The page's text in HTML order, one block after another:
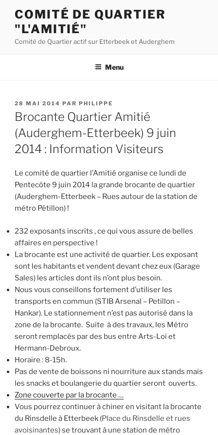
contenu
principal
COMITÉ DE QUARTIER
"L'AMITIÉ"
Comité de Quartier actif sur Etterbeek et Auderghem
Menu
PUBLIÉ
LE
28 MAI 2014 PAR PHILIPPE
Brocante Quartier Amitié
(Auderghem-Etterbeek) 9 juin
2014 : Information Visiteurs
Le comité de quartier l’Amitié organise ce lundi de
Pentecôte 9 juin 2014 la grande brocante de quartier
(Auderghem-Etterbeek – Rues autour de la station de
métro Pétillon) !
232 exposants inscrits , ce qui vous assure de belles
affaires en perspective !
La brocante est une activité de quartier. Les exposant
sont les habitants et vendent devant chez eux (Garage
Sales) les articles dont ils n’ont plus besoin.
Nous vous conseillons fortement d’utiliser les
transports en commun (STIB Arsenal – Petillon –
Hankar). Le stationnement n’est pas autorisé dans la
zone de la brocante. Suite à des travaux, les Métro
seront remplacés par des bus entre Arts-Loi et
Hermann-Debroux.
Horaire : 8-15h.
Pas de vente de boissons ni nourriture aux stands mais
les snacks et boulangerie du quartier seront ouverts.
Zone couverte par la brocante …
Vous pourrez continuer à chiner en visitant la brocante
du Rinsdelle à Etterbeek (Place du Rinsdelle et rues
avoisinantes) se trouvant à une station de métro